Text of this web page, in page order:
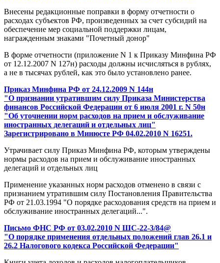
Внесены редакционные поправки в форму отчетности о
расходах субъектов РФ, произведенных за счет субсидий на
обеспечение мер социальной поддержки лицам,
награжденным знаками "Почетный донор"
В форме отчетности (приложение N 1 к Приказу Минфина РФ
от 12.12.2007 N 127н) расходы должны исчисляться в рублях,
а не в тысячах рублей, как это было установлено ранее.
Приказ Минфина РФ от 24.12.2009 N 144н
"О признании утратившим силу Приказа Министерства
финансов Российской Федерации от 6 июля 2001 г. N 50н
"Об уточнении норм расходов на прием и обслуживание
иностранных делегаций и отдельных лиц"
Зарегистрировано в Минюсте РФ 04.02.2010 N 16251.
Утрачивает силу Приказ Минфина РФ, которым утверждены
нормы расходов на прием и обслуживание иностранных
делегаций и отдельных лиц
Применение указанных норм расходов отменено в связи с
признанием утратившим силу Постановления Правительства
РФ от 21.03.1994 "О порядке расходования средств на прием и
обслуживание иностранных делегаций...".
Письмо ФНС РФ от 03.02.2010 N ШС-22-3/84@
"О порядке применения отдельных положений глав 26.1 и
26.2 Налогового кодекса Российской Федерации"